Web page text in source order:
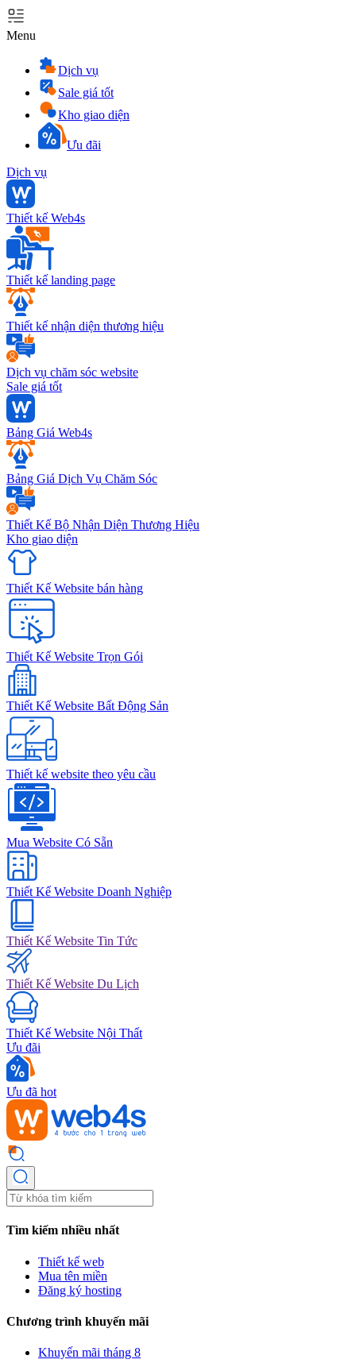
Menu
Dịch vụ
Sale giá tốt
Kho giao diện
Ưu đãi
Dịch vụ
Thiết kế Web4s
Thiết kế landing page
Thiết kế nhận diện thương hiệu
Dịch vụ chăm sóc website
Sale giá tốt
Bảng Giá Web4s
Bảng Giá Dịch Vụ Chăm Sóc
Thiết Kế Bộ Nhận Diện Thương Hiệu
Kho giao diện
Thiết Kế Website bán hàng
Thiết Kế Website Trọn Gói
Thiết Kế Website Bất Động Sản
Thiết kế website theo yêu cầu
Mua Website Có Sẵn
Thiết Kế Website Doanh Nghiệp
Thiết Kế Website Tin Tức
Thiết Kế Website Du Lịch
Thiết Kế Website Nội Thất
Ưu đãi
Ưu đã hot
Tìm kiếm nhiều nhất
Thiết kế web
Mua tên miền
Đăng ký hosting
Chương trình khuyến mãi
Khuyến mãi tháng 8